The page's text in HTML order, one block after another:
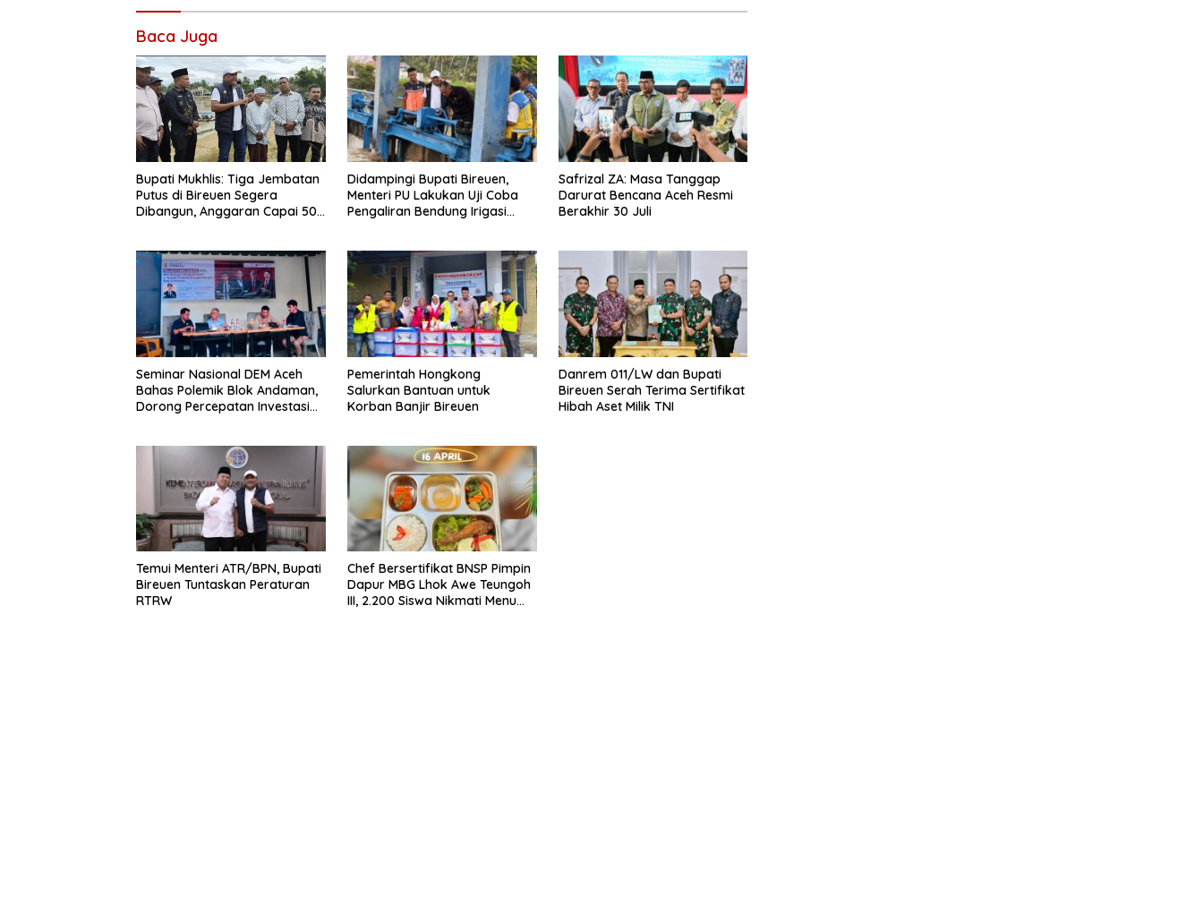
Baca Juga
Bupati Mukhlis: Tiga Jembatan
Putus di Bireuen Segera
Dibangun, Anggaran Capai 500
Didampingi Bupati Bireuen,
Menteri PU Lakukan Uji Coba
Pengaliran Bendung Irigasi
Safrizal ZA: Masa Tanggap
Darurat Bencana Aceh Resmi
Berakhir 30 Juli
Seminar Nasional DEM Aceh
Bahas Polemik Blok Andaman,
Dorong Percepatan Investasi
Pemerintah Hongkong
Salurkan Bantuan untuk
Korban Banjir Bireuen
Danrem 011/LW dan Bupati
Bireuen Serah Terima Sertifikat
Hibah Aset Milik TNI
Temui Menteri ATR/BPN, Bupati
Bireuen Tuntaskan Peraturan
RTRW
Chef Bersertifikat BNSP Pimpin
Dapur MBG Lhok Awe Teungoh
III, 2.200 Siswa Nikmati Menu